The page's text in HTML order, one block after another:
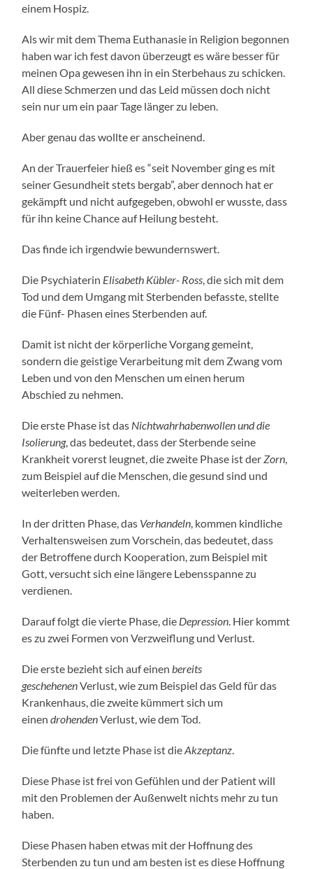
einem Hospiz.
Als wir mit dem Thema Euthanasie in Religion begonnen
haben war ich fest davon überzeugt es wäre besser für
meinen Opa gewesen ihn in ein Sterbehaus zu schicken.
All diese Schmerzen und das Leid müssen doch nicht
sein nur um ein paar Tage länger zu leben.
Aber genau das wollte er anscheinend.
An der Trauerfeier hieß es “seit November ging es mit
seiner Gesundheit stets bergab”, aber dennoch hat er
gekämpft und nicht aufgegeben, obwohl er wusste, dass
für ihn keine Chance auf Heilung besteht.
Das finde ich irgendwie bewundernswert.
Die Psychiaterin Elisabeth Kübler- Ross , die sich mit dem
Tod und dem Umgang mit Sterbenden befasste, stellte
die Fünf- Phasen eines Sterbenden auf.
Damit ist nicht der körperliche Vorgang gemeint,
sondern die geistige Verarbeitung mit dem Zwang vom
Leben und von den Menschen um einen herum
Abschied zu nehmen.
Die erste Phase ist das Nichtwahrhabenwollen und die
Isolierung, das bedeutet, dass der Sterbende seine
Krankheit vorerst leugnet, die zweite Phase ist der Zorn
zum Beispiel auf die Menschen, die gesund sind und
weiterleben werden.
In der dritten Phase, das Verhandeln , kommen kindliche
Verhaltensweisen zum Vorschein, das bedeutet, dass
der Betroffene durch Kooperation, zum Beispiel mit
Gott, versucht sich eine längere Lebensspanne zu
verdienen.
Darauf folgt die vierte Phase, die Depression . Hier kommt
es zu zwei Formen von Verzweiflung und Verlust.
Die erste bezieht sich auf einen bereits
geschehenenVerlust, wie zum Beispiel das Geld für das
Krankenhaus, die zweite kümmert sich um
einendrohendenVerlust, wie dem Tod.
Die fünfte und letzte Phase ist dieAkzeptanz
Diese Phase ist frei von Gefühlen und der Patient will
mit den Problemen der Außenwelt nichts mehr zu tun
haben.
Diese Phasen haben etwas mit der Hoffnung des
Sterbenden zu tun und am besten ist es diese Hoffnung